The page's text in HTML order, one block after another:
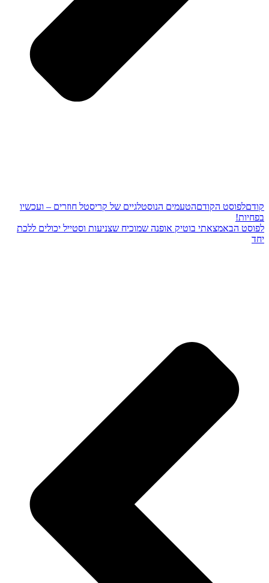
קודםלפוסט הקודםהטעמים הנוסטלגיים של קריסטל חוזרים – ועכשיו
בפחיות!
לפוסט הבאמצאתי בוטיק אופנה שמוכיח שצניעות וסטייל יכולים ללכת
יחד